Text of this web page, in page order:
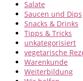
Salate
Saucen und Dips
Snacks & Drinks
Tipps & Tricks
unkategorisiert
vegetarische
Warenkunde
Weiterbildung